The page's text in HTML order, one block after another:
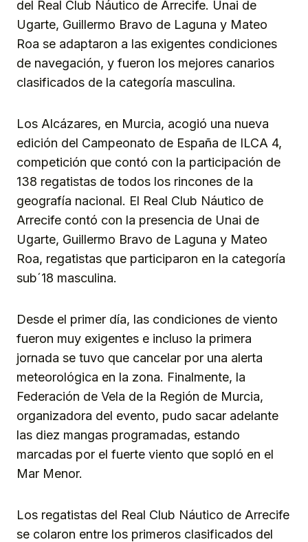
del Real Club Náutico de Arrecife. Unai de
Ugarte, Guillermo Bravo de Laguna y Mateo
Roa se adaptaron a las exigentes condiciones
de navegación, y fueron los mejores canarios
clasificados de la categoría masculina.
Los Alcázares, en Murcia, acogió una nueva
edición del Campeonato de España de ILCA 4,
competición que contó con la participación de
138 regatistas de todos los rincones de la
geografía nacional. El Real Club Náutico de
Arrecife contó con la presencia de Unai de
Ugarte, Guillermo Bravo de Laguna y Mateo
Roa, regatistas que participaron en la categoría
sub´18 masculina.
Desde el primer día, las condiciones de viento
fueron muy exigentes e incluso la primera
jornada se tuvo que cancelar por una alerta
meteorológica en la zona. Finalmente, la
Federación de Vela de la Región de Murcia,
organizadora del evento, pudo sacar adelante
las diez mangas programadas, estando
marcadas por el fuerte viento que sopló en el
Mar Menor.
Los regatistas del Real Club Náutico de Arrecife
se colaron entre los primeros clasificados del